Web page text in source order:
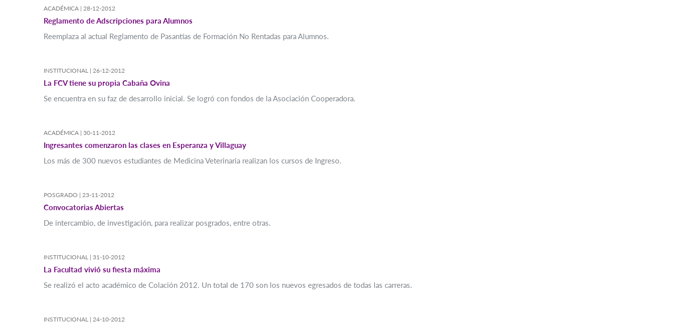
ACADÉMICA | 28-12-2012
Reglamento de Adscripciones para Alumnos
Reemplaza al actual Reglamento de Pasantías de Formación No Rentadas para Alumnos.
INSTITUCIONAL | 26-12-2012
La FCV tiene su propia Cabaña Ovina
Se encuentra en su faz de desarrollo inicial. Se logró con fondos de la Asociación Cooperadora.
ACADÉMICA | 30-11-2012
Ingresantes comenzaron las clases en Esperanza y Villaguay
Los más de 300 nuevos estudiantes de Medicina Veterinaria realizan los cursos de Ingreso.
POSGRADO | 23-11-2012
Convocatorias Abiertas
De intercambio, de investigación, para realizar posgrados, entre otras.
INSTITUCIONAL | 31-10-2012
La Facultad vivió su fiesta máxima
Se realizó el acto académico de Colación 2012. Un total de 170 son los nuevos egresados de todas las carreras.
INSTITUCIONAL | 24-10-2012